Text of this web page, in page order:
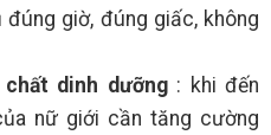
đúng giờ, đúng giấc, không
dinh dưỡng: khi đến
nữ giới cần tăng cường